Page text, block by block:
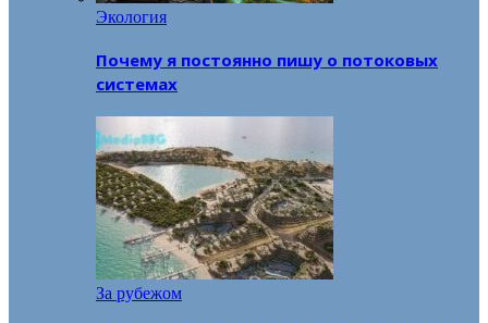
Экология
Почему я постоянно пишу о потоковых
системах
За рубежом